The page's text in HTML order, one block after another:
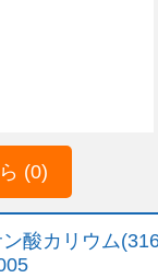
(0)
酸カリウム